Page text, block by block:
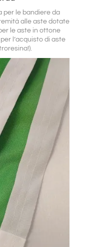
per le bandiere da
alle aste dotate
le aste in ottone
l’acquisto di aste